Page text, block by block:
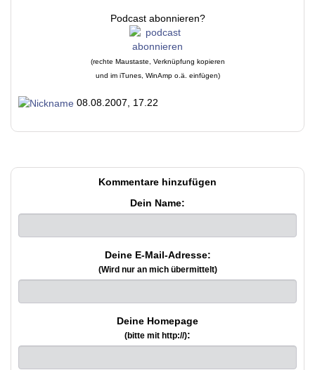
Podcast abonnieren?
(rechte Maustaste, Verknüpfung kopieren
und im iTunes, WinAmp o.ä. einfügen)
08.08.2007, 17.22
Kommentare hinzufügen
Dein Name:
Deine E-Mail-Adresse:
(Wird nur an mich übermittelt)
Deine Homepage
(bitte mit http://):